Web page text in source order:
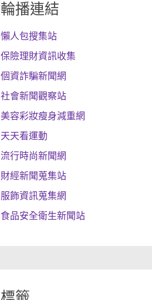
輪播連結
懶人包搜集站
保險理財資訊收集
個資詐騙新聞網
社會新聞觀察站
美容彩妝瘦身減重網
天天看運動
流行時尚新聞網
財經新聞蒐集站
服飾資訊蒐集網
食品安全衛生新聞站